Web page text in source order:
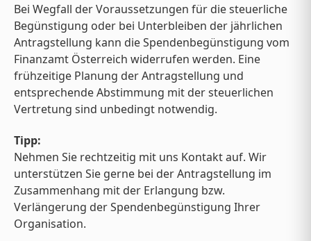
Bei Wegfall der Voraussetzungen für die steuerliche
Begünstigung oder bei Unterbleiben der jährlichen
Antragstellung kann die Spendenbegünstigung vom
Finanzamt Österreich widerrufen werden. Eine
frühzeitige Planung der Antragstellung und
entsprechende Abstimmung mit der steuerlichen
Vertretung sind unbedingt notwendig.
Tipp:
Nehmen Sie rechtzeitig mit uns Kontakt auf. Wir
unterstützen Sie gerne bei der Antragstellung im
Zusammenhang mit der Erlangung bzw.
Verlängerung der Spendenbegünstigung Ihrer
Organisation.